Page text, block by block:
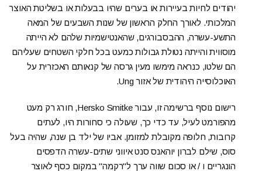
יהודים לחיות בעיירות או בערים שהיו בבעלות או בשליטת האוצר
המלכותי. לאורך החלק הראשון של שנות השבעים של המאה
התשע-עשרה, ההבסבורגים, שהאנטישמיות שלהם לא הייתה
מוסווית והייתה נטולת גבולות כמעט בכל חלקי השטחים שעליהם
הם שלטו, כנראה מימשו מעין גרסה של קנאותם האכזרית על
האוכלוסייה היהודית של אזור Ung.
רישום נוסף ברשימה זו, עבור Hersko Smitke, חורג רק מעט
מהפורמט לעיל, עד כדי כך, שעולה כי סחורות היו, לעתים
קרובות, חלופה מקובלת למזומן. אביו של ילד בן שנה, שהיה בעל
סוס, שילם לברון יוהאנס סנט איווני שתים-עשרה הדפסים
הונגריים ו / או סכום שווה ערך ל"רקמה" במקום כסף לאוצר